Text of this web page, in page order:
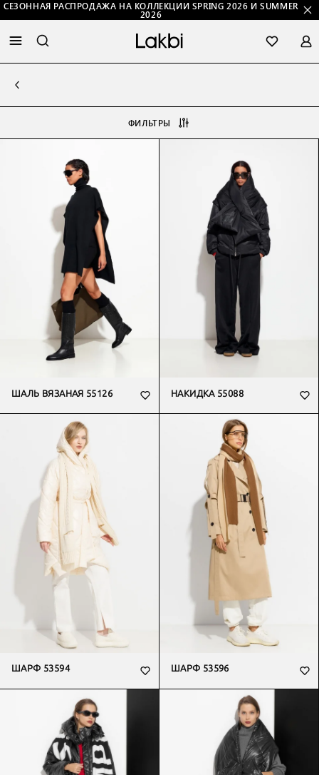
СЕЗОННАЯ РАСПРОДАЖА НА КОЛЛЕКЦИИ SPRING 2026 И SUMMER
2026
ФИЛЬТРЫ
ШАЛЬ ВЯЗАНАЯ 55126 НАКИДКА 55088
ШАРФ 53594 ШАРФ 53596